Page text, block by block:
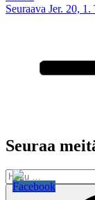
Seuraava
Seuraava Jer. 20, 1.
Seuraa
Etsi: